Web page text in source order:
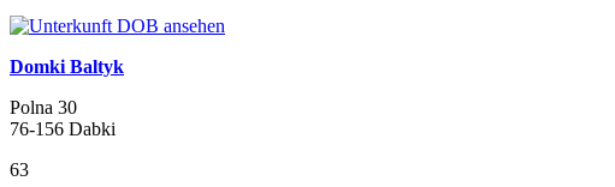
Domki Baltyk
Polna 30
76-156 Dabki
63